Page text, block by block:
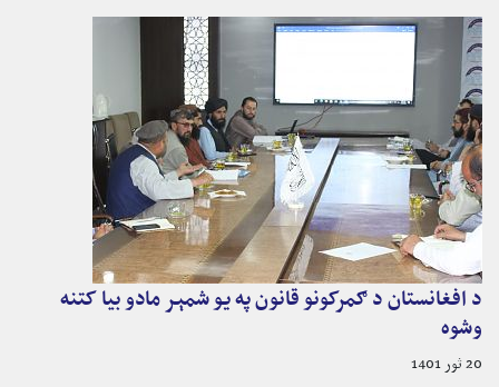
د افغانستان د ګمرکونو قانون په یو شمېر مادو بیا کتنه
وشوه
20 ثور 1401